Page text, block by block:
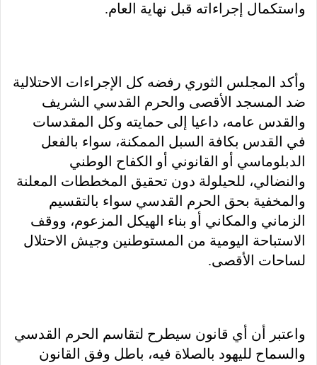
واستكمال إجراءاته قبل نهاية العام.
وأكد المجلس الثوري رفضه كل الإجراءات الاحتلالية
ضد المسجد الأقصى والحرم القدسي الشريف
والقدس عامه، داعيا إلى حمايته وكل المقدسات
في القدس بكافة السبل الممكنة، سواء بالفعل
الدبلوماسي أو القانوني أو الكفاح الوطني
والنضالي، للحيلولة دون تحقيق المخططات المعلنة
والمخفية بحق الحرم القدسي سواء بالتقسيم
الزماني والمكاني أو بناء الهيكل المزعوم، ووقف
الاستباحة اليومية من المستوطنين وجيش الاحتلال
لساحات الأقصى.
واعتبر أن أي قانون سيطرح لتقاسم الحرم القدسي
والسماح لليهود بالصلاة فيه، باطل وفق القانون